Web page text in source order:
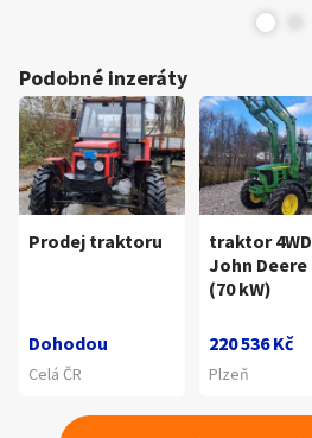
Podobné inzeráty
Prodej traktoru
Dohodou
Celá ČR
traktor
John Deere
(70 kW)
220 536 Kč
Plzeň